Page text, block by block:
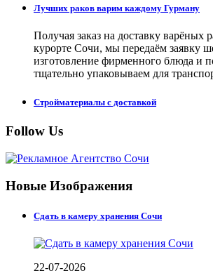
Лучших раков варим каждому Гурману
Получая заказ на доставку варёных
курорте Сочи, мы передаём заявку
изготовление фирменного блюда и
тщательно упаковываем для
Стройматериалы с доставкой
Follow Us
Новые Изображения
Сдать в камеру хранения Сочи
22-07-2026